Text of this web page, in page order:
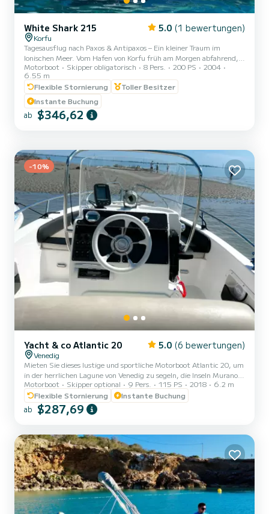
White Shark 215 5.0 (1 bewertungen)
Korfu
Tagesausflug nach Paxos & Antipaxos – Ein kleiner Traum im
Ionischen Meer. Vom Hafen von Korfu früh am Morgen abfahrend,
lassen Sie die Stadt hinter sich und begeben sich in die Stille des
Ionischen Meeres. Die Reise fühlt sich an wie eine Fahrt durch das
Licht – das Wasser spiegelt den Himmel wider, und Ihr Blick
schweift zum Horizont. Erster Stopp Lakka: Ein kleines
Küstenparadies am nördlichen Zipfel von Paxos. Hier scheint die
Zeit stillzustehen. Das Meer ist ruhig, perfekt für ein erstes Sc...
Motorboot Skipper obligatorisch 8 Pers. 200 PS
2004
6.55 m
Flexible Stornierung
Toller Besitzer
Instante Buchung
ab $346,62
-10%
Yacht & co Atlantic 20 5.0 (6 bewertungen)
Venedig
Mieten Sie dieses lustige und sportliche Motorboot Atlantic 20, um
in der herrlichen Lagune von Venedig zu segeln, die Inseln Murano
und Burano zu bewundern und die natürlichen Oasen in völliger
Freiheit zu entdecken. Auch Lido di Jesolo und seine Strände
erreichen Sie in kürzester Zeit. Dieses Motorboot ist mit einem
großen Bug-Sonnendeck mit Kissen, einem bequemen Fahrersitz
dem aus Sie die Landschaft bewundern können. Sie finden...
Motorboot Skipper optional 9 Pers. 115 PS 2018
6.2 m
Flexible Stornierung
Instante Buchung
ab $287,69